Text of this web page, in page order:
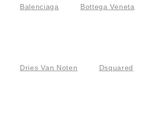
Balenciaga Bottega Veneta
Dries Van Noten Dsquared